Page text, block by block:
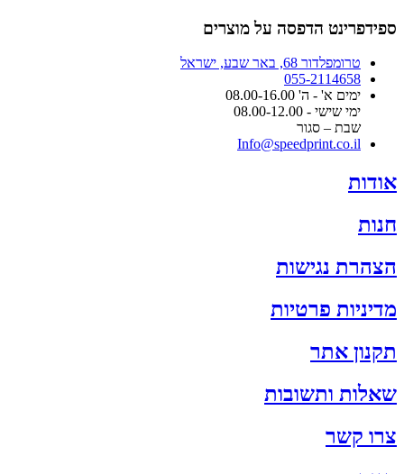
ספידפרינט הדפסה על מוצרים
טרומפלדור 68, באר שבע, ישראל
055-2114658
ימים א' - ה' 08.00-16.00
ימי שישי - 08.00-12.00
שבת – סגור
Info@speedprint.co.il
אודות
חנות
הצהרת נגישות
מדיניות פרטיות
תקנון אתר
שאלות ותשובות
צרו קשר